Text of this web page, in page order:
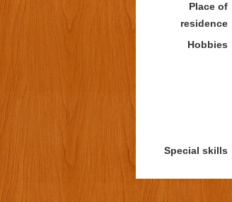
Place of
residence
Hobbies
Special skills